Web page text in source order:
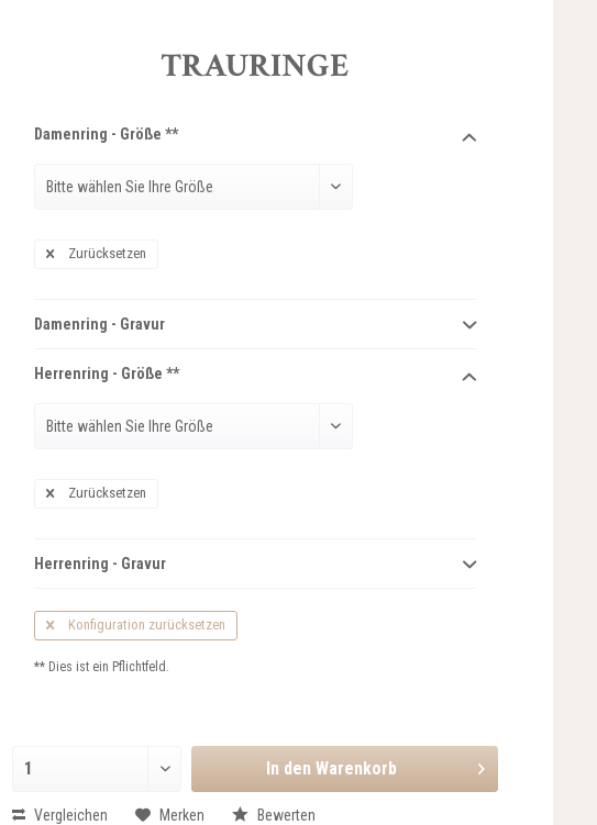
TRAURINGE
Damenring - Größe **
Zurücksetzen
Damenring - Gravur
Herrenring - Größe **
Zurücksetzen
Herrenring - Gravur
Konfiguration zurücksetzen
** Dies ist ein Pflichtfeld.
In den Warenkorb
Vergleichen Merken Bewerten